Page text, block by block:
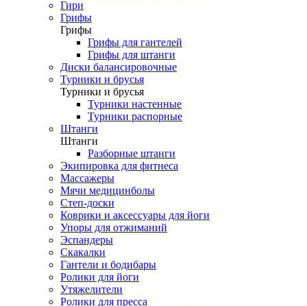
Гири
Грифы
Грифы
Грифы для гантелей
Грифы для штанги
Диски балансировочные
Турники и брусья
Турники и брусья
Турники настенные
Турники распорные
Штанги
Штанги
Разборные штанги
Экипировка для фитнеса
Массажеры
Мячи медицинболы
Степ-доски
Коврики и аксессуары для йоги
Упоры для отжиманий
Эспандеры
Скакалки
Гантели и бодибары
Ролики для йоги
Утяжелители
Ролики для пресса